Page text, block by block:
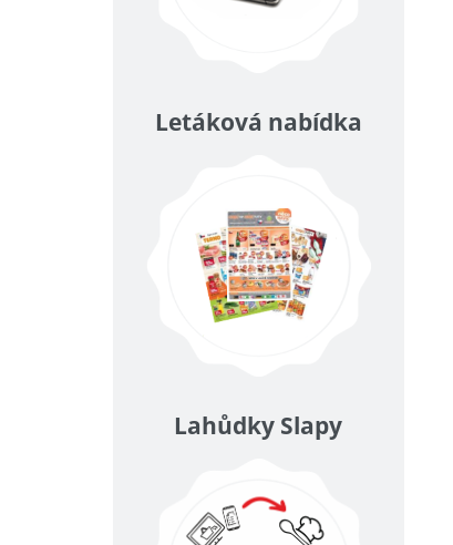
Letáková nabídka
Lahůdky Slapy